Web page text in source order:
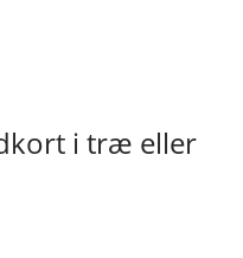
i træ eller